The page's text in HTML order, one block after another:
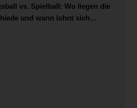
vs. Spielball: Wo liegen die
und wann lohnt sich